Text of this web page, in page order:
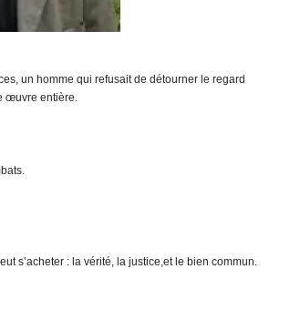
un homme qui refusait de détourner le regard
œuvre entière.
s’acheter : la vérité, la justice,et le bien commun.